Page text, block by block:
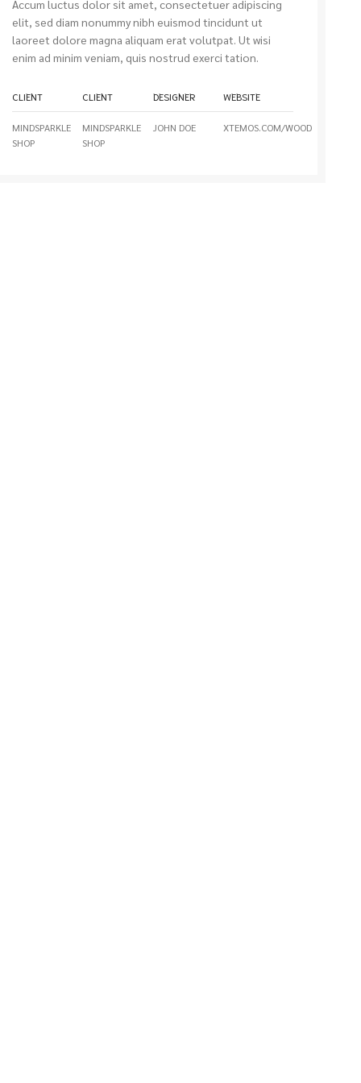
Accum luctus dolor sit amet, consectetuer adipiscing
elit, sed diam nonummy nibh euismod tincidunt ut
laoreet dolore magna aliquam erat volutpat. Ut wisi
enim ad minim veniam, quis nostrud exerci tation.
CLIENT
MINDSPARKLE
SHOP
CLIENT
MINDSPARKLE
SHOP
DESIGNER
JOHN DOE
WEBSITE
XTEMOS.COM/WOOD